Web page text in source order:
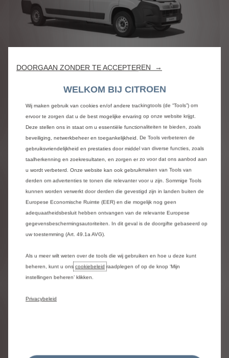
Gesloten Bestel L3H2 3.5T Heavy
205kW/110 kWh Automaat
Prijs
€ 58.770,00
(prijzen incl. BPM/excl. BTW)
Meer details
Gesloten Bestel L3H2 3.5T Heavy
DOORGAAN ZONDER TE ACCEPTEREN →
WELKOM BIJ CITROEN
Wij maken gebruik van cookies en/of andere trackingtools (de “Tools”) om
ervoor te zorgen dat u de best mogelijke ervaring op onze website krijgt.
Deze stellen ons in staat om u essentiële functionaliteiten te bieden, zoals
beveiliging, netwerkbeheer en toegankelijkheid. De Tools verbeteren de
gebruiksvriendelijkheid en prestaties door middel van diverse functies, zoals
taalherkenning en zoekresultaten, en zorgen er zo voor dat ons aanbod aan
u wordt verbeterd. Onze website kan ook gebruikmaken van Tools van
derden om advertenties te tonen die relevanter voor u zijn. Sommige Tools
kunnen worden verwerkt door derden die gevestigd zijn in landen buiten de
Europese Economische Ruimte (EER) en die mogelijk nog geen
adequaatheidsbesluit hebben ontvangen van de relevante Europese
gegevensbeschermingsautoriteiten. In dit geval is de doorgifte gebaseerd op
uw toestemming (Art. 49.1a AVG).
Als u meer wilt weten over de tools die wij gebruiken en hoe u deze kunt
beheren, kunt u ons cookiebeleid raadplegen of op de knop ‘Mijn
instellingen beheren’ klikken.
Privacybeleid